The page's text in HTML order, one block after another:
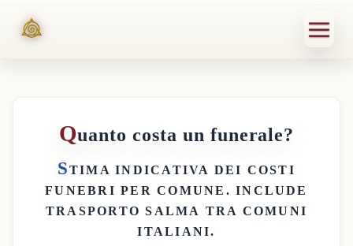
Quanto costa un funerale?
STIMA INDICATIVA DEI COSTI
FUNEBRI PER COMUNE . INCLUDE
TRASPORTO SALMA TRA COMUNI
ITALIANI.